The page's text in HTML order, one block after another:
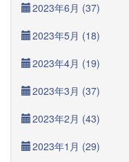
2023年6月 (37)
2023年5月 (18)
2023年4月 (19)
2023年3月 (37)
2023年2月 (43)
2023年1月 (29)